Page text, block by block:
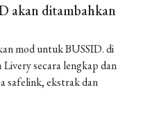
akan ditambahkan
mod untuk BUSSID. di
secara lengkap dan
safelink, ekstrak dan